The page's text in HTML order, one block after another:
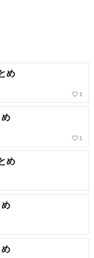
め
favorite_border 1
め
favorite_border 1
め
め
め